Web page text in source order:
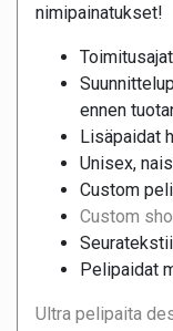
nimipainatukset!
ennen
Lisäpaidat
Unisex,
Custom
Custom
Pelipaidat
Ultra pelipaita